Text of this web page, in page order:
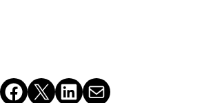
Facebook
X LinkedInE-mail